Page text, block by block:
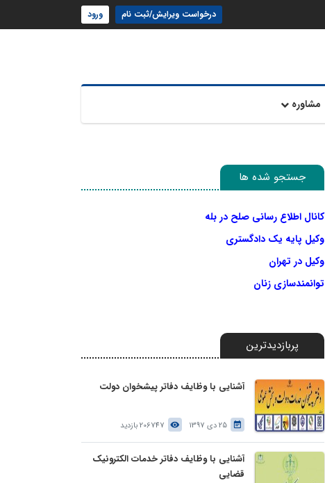
درخواست ویرایش/ثبت نام ورود
مشاوره
جستجو شده ها
کانال اطلاع رسانی صلح در بله
وکیل پایه یک دادگستری
وکیل در تهران
توانمندسازی زنان
پربازدیدترین
آشنایی با وظایف دفاتر پیشخوان دولت
25 دی 1397 206747 بازدید
آشنایی با وظایف دفاتر خدمات الکترونیک
قضایی